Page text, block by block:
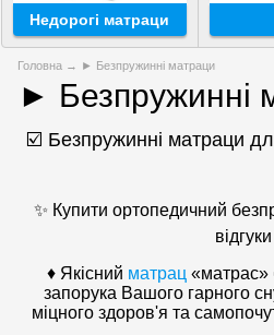
Недорогі матраци
Головна → ► Безпружинні матраци
► Безпружинні
☑️ Безпружинні матраци
✨ Купити ортопедичний
♦ Якісний матрац«матрас»
запорука Вашого гарного
міцного здоров'я та